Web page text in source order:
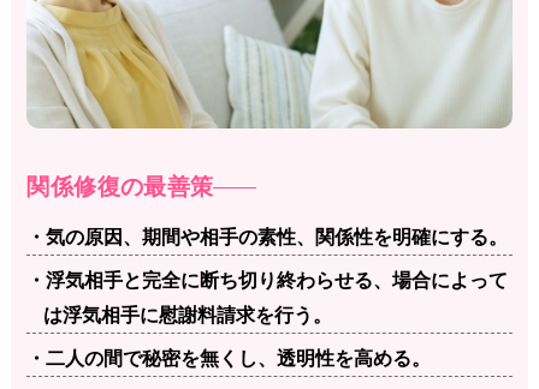
関係修復の最善策
・気の原因、期間や相手の素性、関係性を明確にする。
・浮気相手と完全に断ち切り終わらせる、場合によって
は浮気相手に慰謝料請求を行う。
・二人の間で秘密を無くし、透明性を高める。